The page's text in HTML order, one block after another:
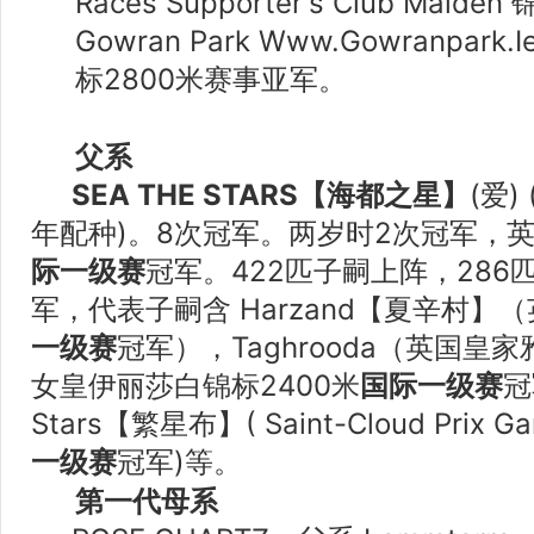
Gowran Park
标2800米赛事亚军。
父系
SEA THE STARS【海都之星】 (爱)
年配种)。8次冠军。两岁时2次冠军，
际一级赛冠军。422匹子嗣上阵，286
军，代表子嗣含 Harzand【夏辛村】
一级赛冠军），Taghrooda（英国皇家
女皇伊丽莎白锦标2400米国际一级赛
Stars【繁星布】( Saint-Cloud Prix
一级赛冠军)等。
第一代母系